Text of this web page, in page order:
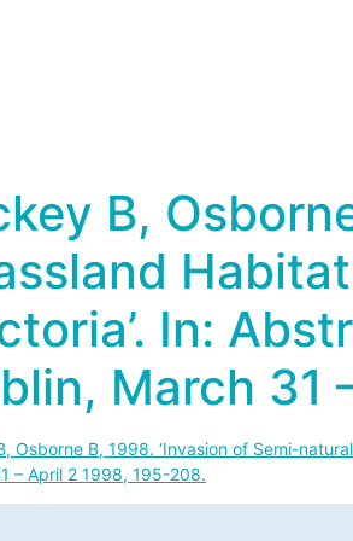
B,
In:
March 31
Osborne B, 1998. ‘Invasion of Semi-
– April 2 1998, 195-208.